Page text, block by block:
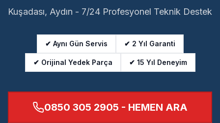
Kuşadası, Aydın - 7/24 Profesyonel Teknik Destek
✔ Aynı Gün Servis ✔ 2 Yıl Garanti
✔ Orijinal Yedek Parça ✔ 15 Yıl Deneyim
0850 305 2905 - HEMEN ARA